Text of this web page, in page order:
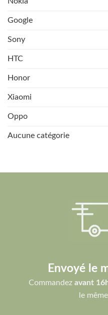
Google
Sony
HTC
Honor
Xiaomi
Oppo
Aucune catégorie
Envoyé le
Commandez avant
le